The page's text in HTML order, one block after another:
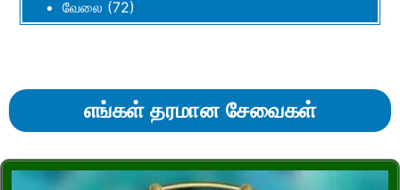
வேலை (72)
எங்கள் தரமான சேவைகள்